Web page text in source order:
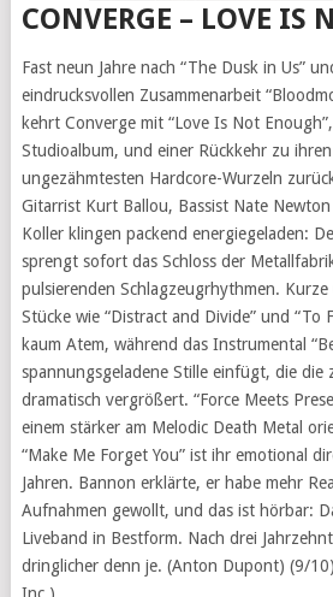
CONVERGE – LOVE IS
Fast neun Jahre nach “The Dusk in Us”
eindrucksvollen Zusammenarbeit
kehrt Converge mit “Love Is Not
Studioalbum, und einer Rückkehr zu
ungezähmtesten Hardcore-Wurzeln
Gitarrist Kurt Ballou, Bassist Nate
Koller klingen packend energiegeladen:
sprengt sofort das Schloss der
pulsierenden Schlagzeugrhythmen.
Stücke wie “Distract and Divide” und “To
kaum Atem, während das Instrumental
spannungsgeladene Stille einfügt, die die
dramatisch vergrößert. “Force Meets
einem stärker am Melodic Death Metal
“Make Me Forget You” ist ihr emotional
Jahren. Bannon erklärte, er habe mehr
Aufnahmen gewollt, und das ist hörbar:
Liveband in Bestform. Nach drei
dringlicher denn je. (Anton Dupont) (9/